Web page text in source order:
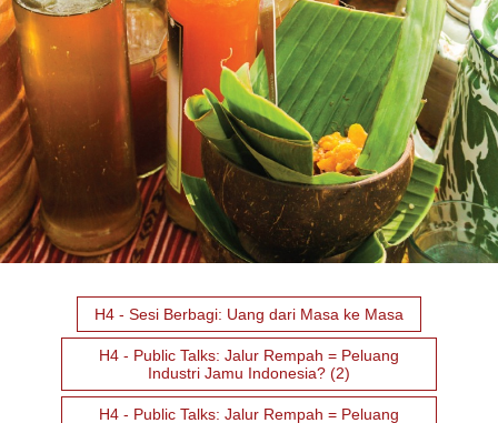
H4 - Sesi Berbagi: Uang dari Masa ke Masa
H4 - Public Talks: Jalur Rempah = Peluang
Industri Jamu Indonesia? (2)
H4 - Public Talks: Jalur Rempah = Peluang